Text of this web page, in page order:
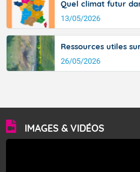
Quel climat futur
13/05/2026
Ressources utiles
26/05/2026
IMAGES & VIDÉOS